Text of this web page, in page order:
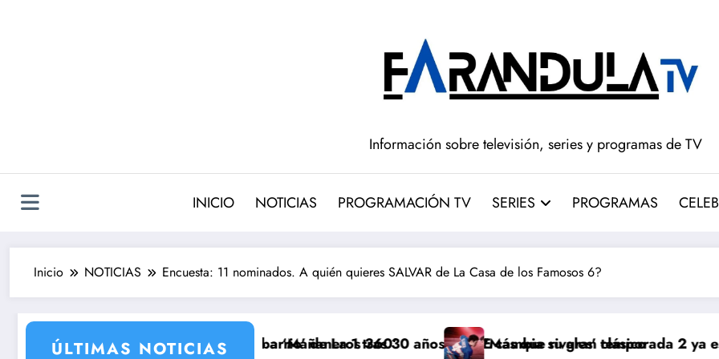
Información sobre televisión, series y programas de TV
INICIO NOTICIAS PROGRAMACIÓN TV SERIES PROGRAMAS
Inicio NOTICIAS Encuesta: 11 nominados. A quién quieres SALVAR de La Casa de los Famosos 6?
ÚLTIMAS NOTICIAS
Bao da el salto a ‘Mañaneros 360’
Adiós a ‘Cine de barrio’ de La 1 tras 30 años: RTVE cambia su gran clásico‘Más que rivales’ temporada 2 ya está en marcha y su